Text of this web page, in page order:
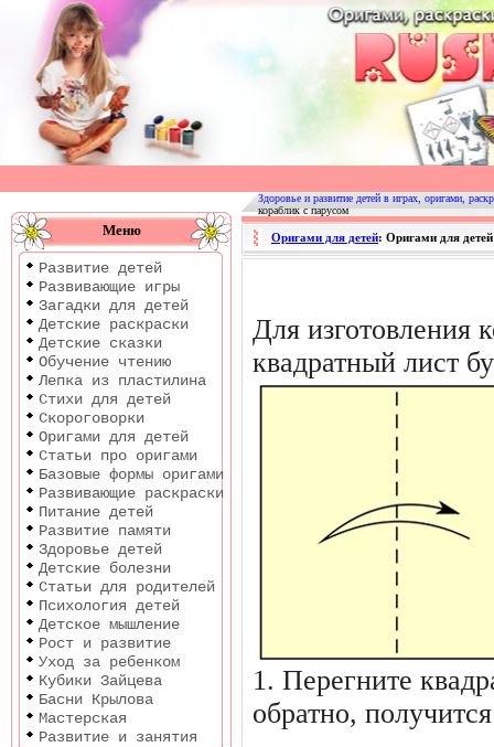
Оригами
|
Раскраски
Развитие
детей
Меню
Развитие детей
Развивающие игры
Загадки для детей
Детские раскраски
Детские сказки
Обучение чтению
Лепка из пластилина
Стихи для детей
Скороговорки
Оригами для детей
Статьи про оригами
Базовые формы оригами
Развивающие раскраски
Питание детей
Развитие памяти
Здоровье детей
Детские болезни
Статьи для родителей
Психология детей
Детское мышление
Рост и развитие
Уход за ребенком
Кубики Зайцева
Басни Крылова
Мастерская
Развитие и занятия
Здоровье и развитие детей в играх, оригами,
кораблик с парусом
Оригами для детей: Оригами для
Для изготовления
квадратный лист
1. Перегните
обратно,